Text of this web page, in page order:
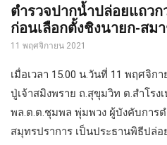
ตำรวจปากน้ำปล่อยแถว
ก่อนเลือกตั้งชิงนายก-สม
11 พฤศจิกายน 2021
เมื่อเวลา 15.00 น.วันที่ 11 พฤศจิก
ปู่เจ้าสมิงพราย ถ.สุขุมวิท ต.สำโรง
พล.ต.ต.ชุมพล พุ่มพวง ผู้บังคับการ
สมุทรปราการ เป็นประธานพิธีปล่อ